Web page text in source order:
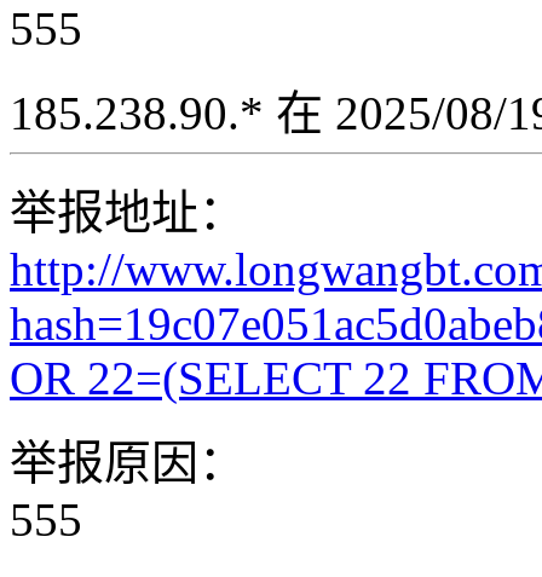
555
185.238.90.* 在 2025/08/
举报地址：
http://
OR 22=(SELECT 22
举报原因：
555